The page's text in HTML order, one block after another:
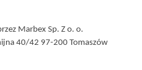
Marbex Sp. Z o. o.
40/42 97-200 Tomaszów